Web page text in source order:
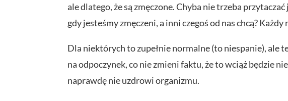
ale dlatego, że są zmęczone. Chyba nie trzeba
gdy jesteśmy zmęczeni, a inni czegoś od nas chcą?
Dla niektórych to zupełnie normalne (to niespanie), ale
na odpoczynek, co nie zmieni faktu, że to wciąż będzie
naprawdę nie uzdrowi organizmu.